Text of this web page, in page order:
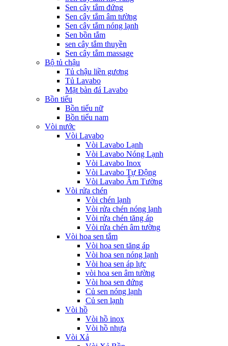
Sen cây tắm đứng
Sen cây tắm âm tường
Sen cây tắm nóng lạnh
Sen bồn tắm
sen cây tắm thuyền
Sen cây tắm massage
Bộ tủ chậu
Tủ chậu liền gương
Tủ Lavabo
Mặt bàn đá Lavabo
Bồn tiểu
Bồn tiểu nữ
Bồn tiểu nam
Vòi nước
Vòi Lavabo
Vòi Lavabo Lạnh
Vòi Lavabo Nóng Lạnh
Vòi Lavabo Inox
Vòi Lavabo Tự Động
Vòi Lavabo Âm Tường
Vòi rửa chén
Vòi chén lạnh
Vòi rửa chén nóng lạnh
Vòi rửa chén tăng áp
Vòi rửa chén âm tường
Vòi hoa sen tắm
Vòi hoa sen tăng áp
Vòi hoa sen nóng lạnh
Vòi hoa sen áp lực
vòi hoa sen âm tường
Vòi hoa sen đứng
Củ sen nóng lạnh
Củ sen lạnh
Vòi hồ
Vòi hồ inox
Vòi hồ nhựa
Vòi Xả